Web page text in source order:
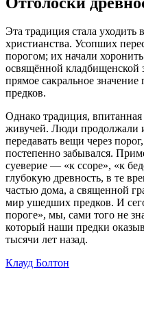
Эта традиция стала
христианства. Усопших
порогом; их начали
освящённой кладбищенской
прямое сакральное
предков.
Однако традиция,
живучей. Люди продолжали
передавать вещи через
постепенно забывался.
суеверие — «к ссоре», «к
глубокую древность, в те
частью дома, а священной
мир ушедших предков. И
пороге», мы, сами того не
который наши предки
тысячи лет назад.
Клауд Болтон